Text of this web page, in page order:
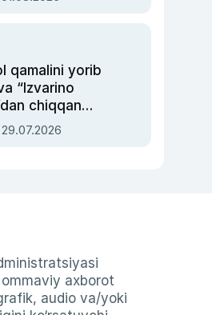
asrab
qamalini yorib
“Izvarino
chiqqan
— Ukraina
bosh
axborot
audio va/yoki